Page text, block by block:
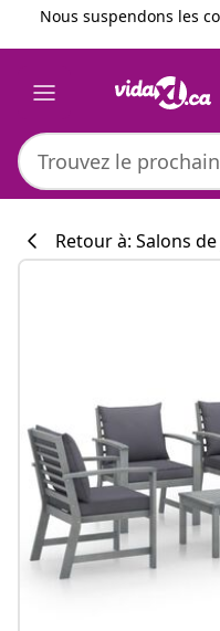
Précédent
Suivant
Nous suspendons les
Retour à: Salons